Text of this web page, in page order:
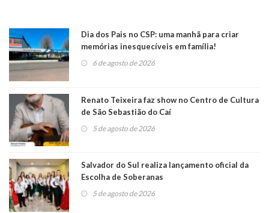
Dia dos Pais no CSP: uma manhã para criar
memórias inesquecíveis em família!
6 de agosto de 2026
Renato Teixeira faz show no Centro de Cultura
de São Sebastião do Caí
5 de agosto de 2026
Salvador do Sul realiza lançamento oficial da
Escolha de Soberanas
5 de agosto de 2026